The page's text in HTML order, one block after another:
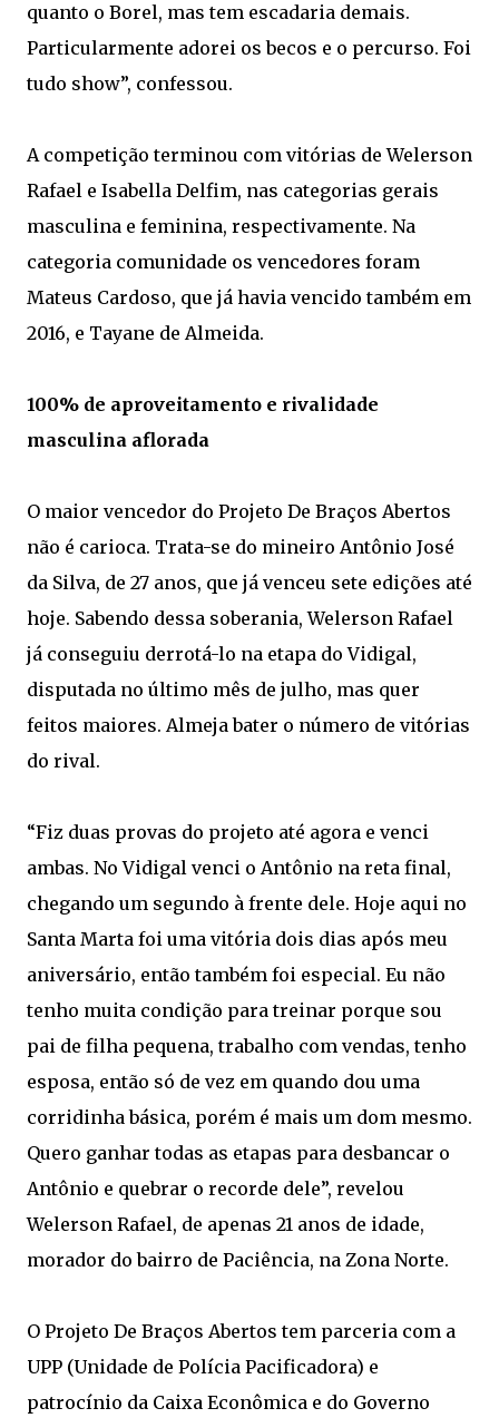
quanto o Borel, mas tem escadaria demais.
Particularmente adorei os becos e o percurso. Foi
tudo show”, confessou.
A competição terminou com vitórias de Welerson
Rafael e Isabella Delfim, nas categorias gerais
masculina e feminina, respectivamente. Na
categoria comunidade os vencedores foram
Mateus Cardoso, que já havia vencido também em
2016, e Tayane de Almeida.
100% de aproveitamento e rivalidade
masculina aflorada
O maior vencedor do Projeto De Braços Abertos
não é carioca. Trata-se do mineiro Antônio José
da Silva, de 27 anos, que já venceu sete edições até
hoje. Sabendo dessa soberania, Welerson Rafael
já conseguiu derrotá-lo na etapa do Vidigal,
disputada no último mês de julho, mas quer
feitos maiores. Almeja bater o número de vitórias
do rival.
“Fiz duas provas do projeto até agora e venci
ambas. No Vidigal venci o Antônio na reta final,
chegando um segundo à frente dele. Hoje aqui no
Santa Marta foi uma vitória dois dias após meu
aniversário, então também foi especial. Eu não
tenho muita condição para treinar porque sou
pai de filha pequena, trabalho com vendas, tenho
esposa, então só de vez em quando dou uma
corridinha básica, porém é mais um dom mesmo.
Quero ganhar todas as etapas para desbancar o
Antônio e quebrar o recorde dele”, revelou
Welerson Rafael, de apenas 21 anos de idade,
morador do bairro de Paciência, na Zona Norte.
O Projeto De Braços Abertos tem parceria com a
UPP (Unidade de Polícia Pacificadora) e
patrocínio da Caixa Econômica e do Governo